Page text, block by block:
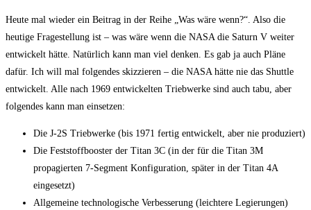
Heute mal wieder ein Beitrag in der Reihe „Was wäre wenn?“. Also die
heutige Fragestellung ist – was wäre wenn die NASA die Saturn V weiter
entwickelt hätte. Natürlich kann man viel denken. Es gab ja auch Pläne
dafür. Ich will mal folgendes skizzieren – die NASA hätte nie das Shuttle
entwickelt. Alle nach 1969 entwickelten Triebwerke sind auch tabu, aber
folgendes kann man einsetzen:
Die J-2S Triebwerke (bis 1971 fertig entwickelt, aber nie produziert)
Die Feststoffbooster der Titan 3C (in der für die Titan 3M
propagierten 7-Segment Konfiguration, später in der Titan 4A
eingesetzt)
Allgemeine technologische Verbesserung (leichtere Legierungen)